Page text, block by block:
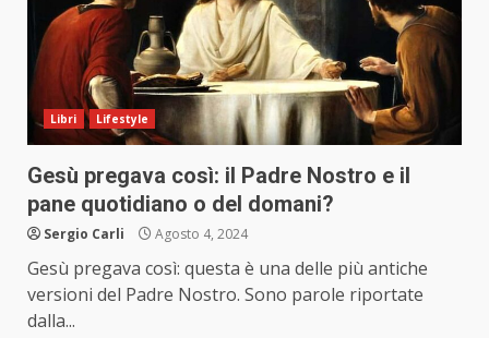
Libri Lifestyle
Gesù pregava così: il Padre Nostro e il
pane quotidiano o del domani?
Sergio Carli Agosto 4, 2024
Gesù pregava così: questa è una delle più antiche
versioni del Padre Nostro. Sono parole riportate
dalla...